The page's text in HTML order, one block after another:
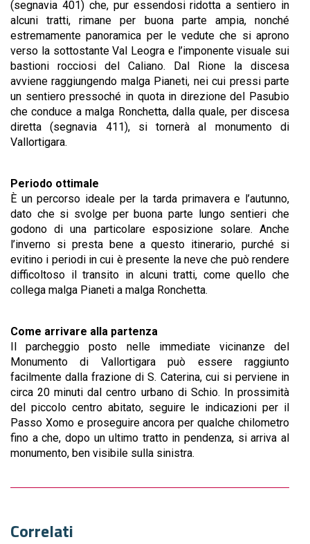
(segnavia 401) che, pur essendosi ridotta a sentiero in
alcuni tratti, rimane per buona parte ampia, nonché
estremamente panoramica per le vedute che si aprono
verso la sottostante Val Leogra e l’imponente visuale sui
bastioni rocciosi del Caliano. Dal Rione la discesa
avviene raggiungendo malga Pianeti, nei cui pressi parte
un sentiero pressoché in quota in direzione del Pasubio
che conduce a malga Ronchetta, dalla quale, per discesa
diretta (segnavia 411), si tornerà al monumento di
Vallortigara.
Periodo ottimale
È un percorso ideale per la tarda primavera e l’autunno,
dato che si svolge per buona parte lungo sentieri che
godono di una particolare esposizione solare. Anche
l’inverno si presta bene a questo itinerario, purché si
evitino i periodi in cui è presente la neve che può rendere
difficoltoso il transito in alcuni tratti, come quello che
collega malga Pianeti a malga Ronchetta.
Come arrivare alla partenza
Il parcheggio posto nelle immediate vicinanze del
Monumento di Vallortigara può essere raggiunto
facilmente dalla frazione di S. Caterina, cui si perviene in
circa 20 minuti dal centro urbano di Schio. In prossimità
del piccolo centro abitato, seguire le indicazioni per il
Passo Xomo e proseguire ancora per qualche chilometro
fino a che, dopo un ultimo tratto in pendenza, si arriva al
monumento, ben visibile sulla sinistra.
Correlati